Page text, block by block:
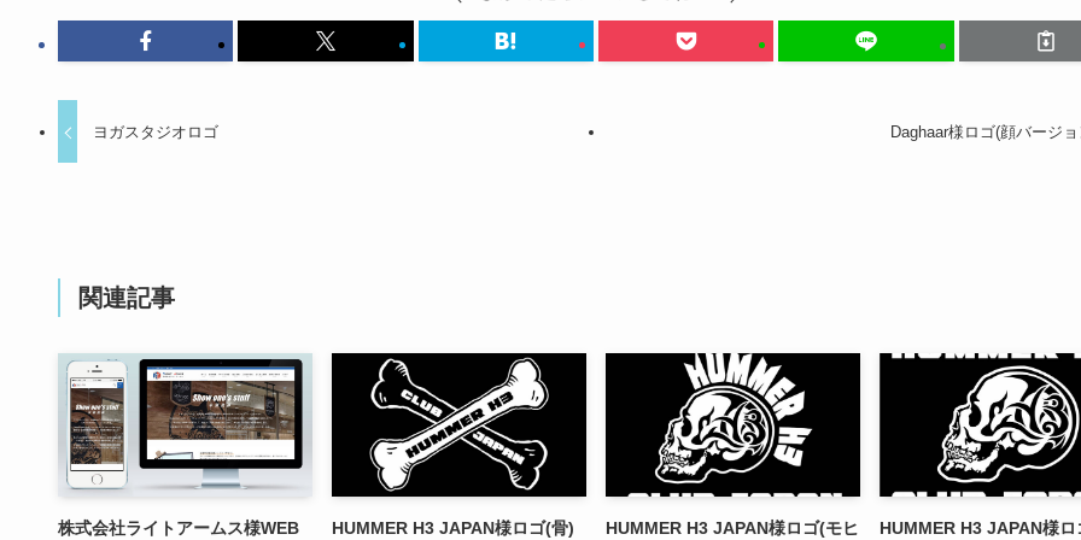
ヨガスタジオロゴ Daghaar様ロゴ(顔バージ
関連記事
株式会社ライトアームス様WEB HUMMER H3 JAPAN様ロゴ(骨) HUMMER H3 JAPAN様ロゴ(モヒ HUMMER H3 JAPAN様ロ